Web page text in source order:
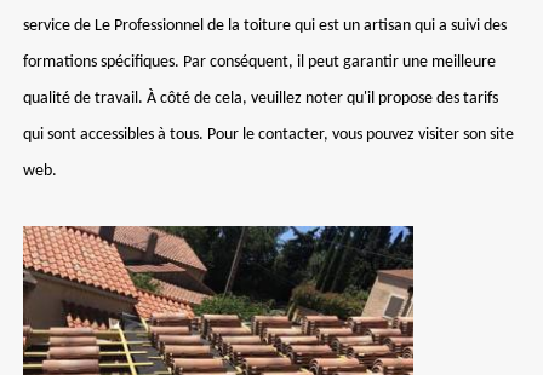
service de Le Professionnel de la toiture qui est un artisan qui a suivi des
formations spécifiques. Par conséquent, il peut garantir une meilleure
qualité de travail. À côté de cela, veuillez noter qu'il propose des tarifs
qui sont accessibles à tous. Pour le contacter, vous pouvez visiter son site
web.